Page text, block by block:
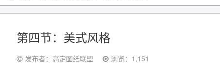
第四节：美式风格
发布者：高定图纸联盟 浏览：1,151